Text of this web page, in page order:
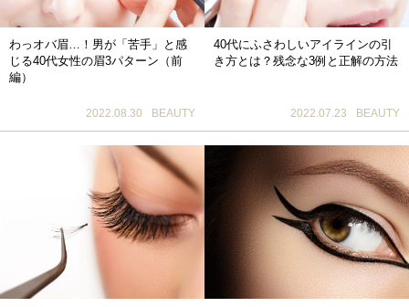
わっオバ眉…！男が「苦手」と感
じる40代女性の眉3パターン（前
編）
2022.08.30 BEAUTY
40代にふさわしいアイラインの引
き方とは？残念な3例と正解の方法
2022.07.23 BEAUTY